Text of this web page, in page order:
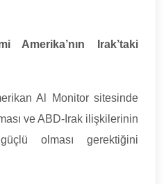
Amerika’nın Irak’taki
Al Monitor sitesinde
ve ABD-Irak ilişkilerinin
olması gerektiğini